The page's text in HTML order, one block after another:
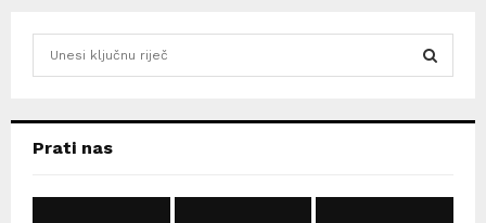
hPrati nas